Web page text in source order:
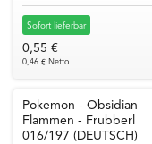
Sofort lieferbar
0,55 €
0,46 € Netto
Pokemon - Obsidian
Flammen - Frubberl
016/197 (DEUTSCH)